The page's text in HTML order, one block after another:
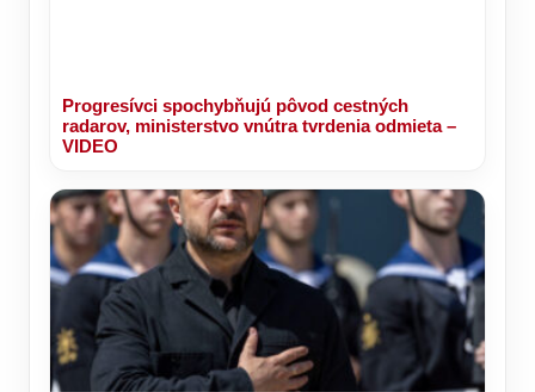
Progresívci spochybňujú pôvod cestných
radarov, ministerstvo vnútra tvrdenia odmieta –
VIDEO